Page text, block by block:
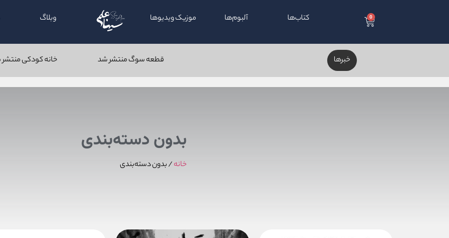
0 کتاب‌ها آلبوم‌ها موزیک ویدیو‌ها وبلاگ
خبر‌ها قطعه سوگ منتشر شد خانه کودکی منتشر شد
بدون دسته‌بندی
خانه/ بدون دسته‌بندی